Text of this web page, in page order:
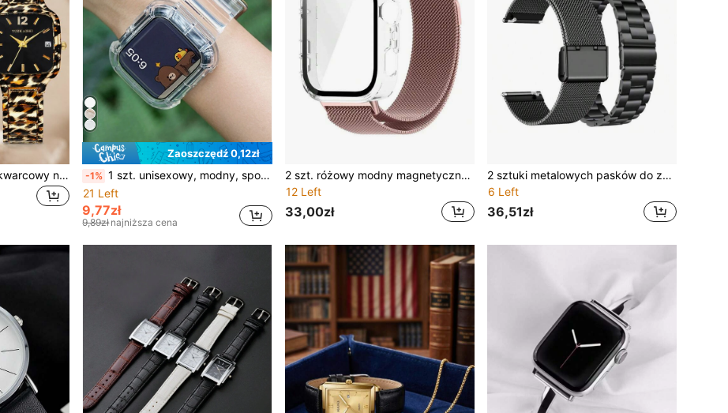
1 szt. damski zegarek kwarcowy na rękę z czarną kwadratową tarczą w pełny wzór panterki, luksusowy modny zegarek dla kobiet, elegancki zegarek z datownikiem, unikalny wzór panterki, szykowny casualowy zegarek na co dzień, stylowy retro zegarek damski, świetny prezent na Dzień Matki i urodziny dla kobiet, wyrafinowany vintage zegarek statement, odpowiedni do codziennego noszenia, na imprezy, w podróży i na zewnątrz, przepiękny damski zegarek w panterkę, klasyczny zegarek kwarcowy do codziennych stylizacji
Zaoszczędź 0,12zł
-1% 1 szt. unisexowy, modny, sportowy, miękki silikonowy pasek do zegarka, kompatybilny z Apple Watch 46 mm, 38 mm, 40 mm, 41 mm, 42 mm, 44 mm, 45 mm, 49 mm, elastyczny, oddychający, lekki pasek, nowoczesny, teksturowany pasek do sportowego smartwatcha, kompatybilny z serią
21 Left
9,77zł
9,89złnajniższa cena
2 szt. różowy modny magnetyczny metalowy pasek Milanese i twarda obudowa ochronna PC z ekranem ochronnym, zestaw odpowiedni dla Band 3/4/4 Pro, oddychający metalowy pasek siatkowy na wymianę i pełna obudowa ochronna, odpowiedni dla Band 3/4/4 Pro, trwałe akcesoria do smartwatcha odporne na zarysowania, pasek i obudowa w minimalistycznym stylu, odpowiednie dla serii Band 3, idealny prezent dla przyjaciół, rodziny, na Boże Narodzenie, urodziny, powrót do szkoły, święta
12 Left
33,00zł
2 sztuki metalowych pasków do zegarków unisex, kompatybilne z zegarkami , minimalistyczny pasek do zegarka sportowego, uniwersalny rozmiar 20 mm/22 mm, wymienny pasek do smartwatcha, modny pasek do smartwatcha, kompatybilny z Galaxy Watch 7/6/5/4 (40 mm/44 mm), akcesoria do zegarków
6 Left
36,51zł